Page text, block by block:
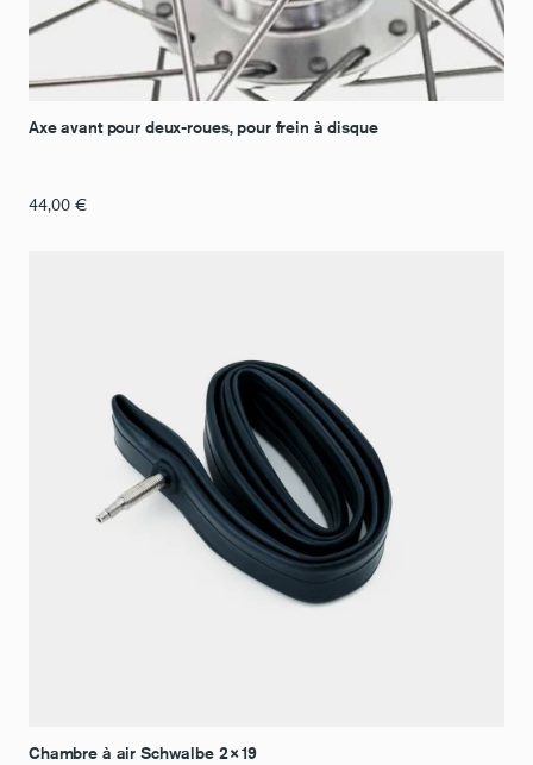
Axe avant pour deux-roues, pour frein à disque
44,00 €
Chambre à air Schwalbe 2×19